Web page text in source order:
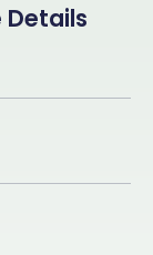
Details